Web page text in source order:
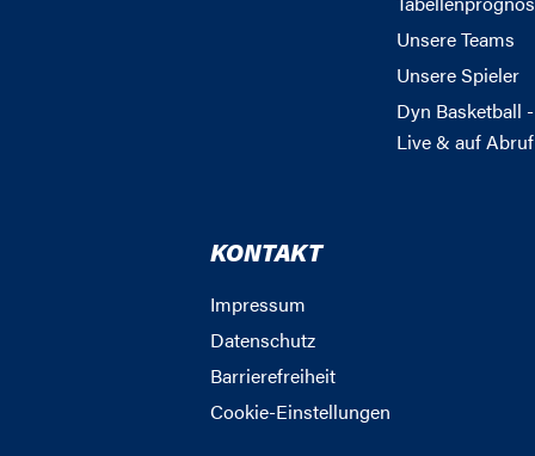
Unsere Teams
Unsere Spieler
Dyn Basketball -
Live & auf Abruf
KONTAKT
Impressum
Datenschutz
Barrierefreiheit
Cookie-Einstellungen